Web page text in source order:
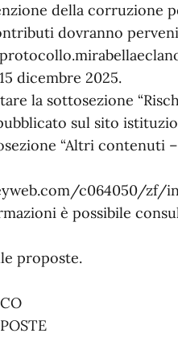
della corruzione
dovranno
dicembre 2025.
la sottosezione
sul sito
“Altri contenuti
c064050/zf/
è possibile
proposte.